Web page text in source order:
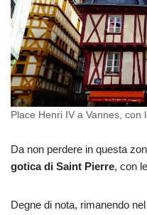
Place Henri IV a Vannes,
Da non perdere in questa
gotica di Saint Pierre, con
Degne di nota, rimanendo